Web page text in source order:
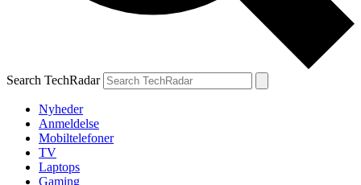
Search TechRadar
Nyheder
Anmeldelse
Mobiltelefoner
TV
Laptops
Gaming